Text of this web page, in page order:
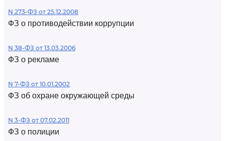
N 273-ФЗ от 25.12.2008
ФЗ о противодействии коррупции
N 38-ФЗ от 13.03.2006
ФЗ о рекламе
N 7-ФЗ от 10.01.2002
ФЗ об охране окружающей среды
N 3-ФЗ от 07.02.2011
ФЗ о полиции